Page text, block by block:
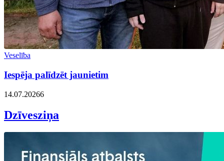
Veselība
Iespēja palīdzēt jaunietim
14.07.20266
Dzīvesziņa